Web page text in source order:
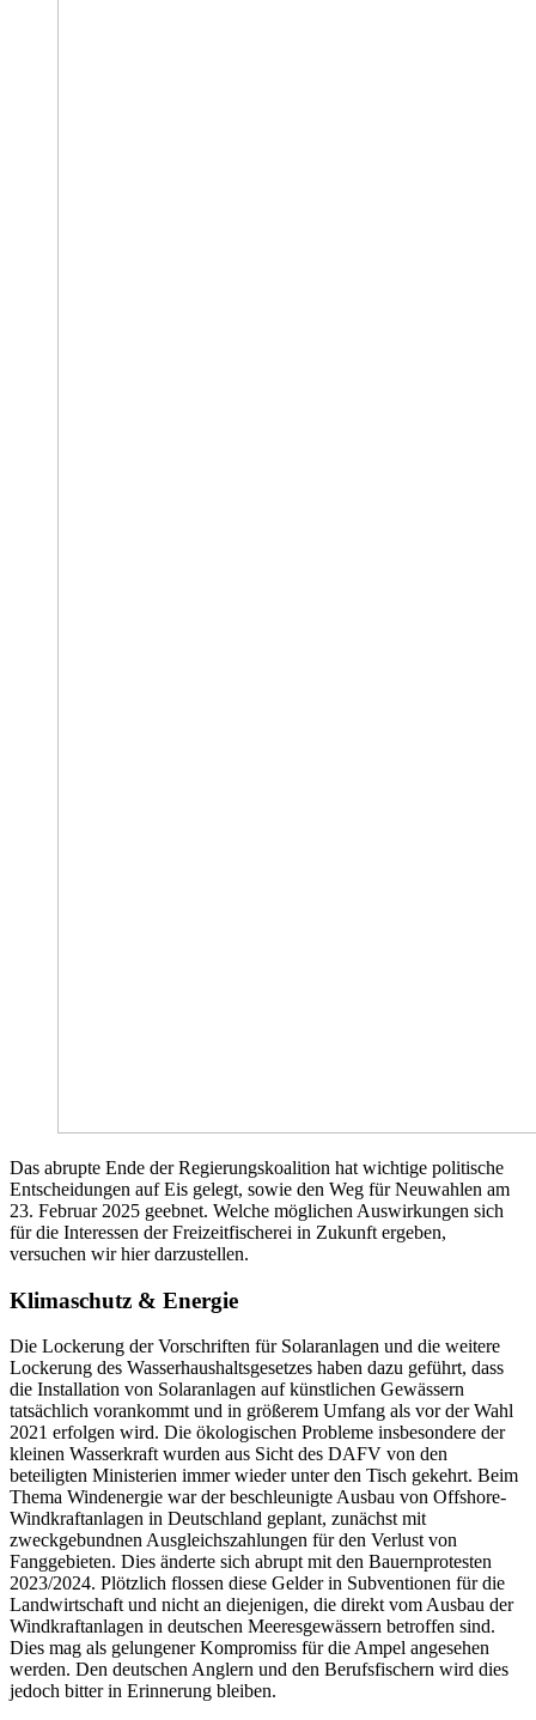
Das abrupte Ende der Regierungskoalition hat wichtige politische
Entscheidungen auf Eis gelegt, sowie den Weg für Neuwahlen am
23. Februar 2025 geebnet. Welche möglichen Auswirkungen sich
für die Interessen der Freizeitfischerei in Zukunft ergeben,
versuchen wir hier darzustellen.
Klimaschutz & Energie
Die Lockerung der Vorschriften für Solaranlagen und die weitere
Lockerung des Wasserhaushaltsgesetzes haben dazu geführt, dass
die Installation von Solaranlagen auf künstlichen Gewässern
tatsächlich vorankommt und in größerem Umfang als vor der Wahl
2021 erfolgen wird. Die ökologischen Probleme insbesondere der
kleinen Wasserkraft wurden aus Sicht des DAFV von den
beteiligten Ministerien immer wieder unter den Tisch gekehrt. Beim
Thema Windenergie war der beschleunigte Ausbau von Offshore-
Windkraftanlagen in Deutschland geplant, zunächst mit
zweckgebundnen Ausgleichszahlungen für den Verlust von
Fanggebieten. Dies änderte sich abrupt mit den Bauernprotesten
2023/2024. Plötzlich flossen diese Gelder in Subventionen für die
Landwirtschaft und nicht an diejenigen, die direkt vom Ausbau der
Windkraftanlagen in deutschen Meeresgewässern betroffen sind.
Dies mag als gelungener Kompromiss für die Ampel angesehen
werden. Den deutschen Anglern und den Berufsfischern wird dies
jedoch bitter in Erinnerung bleiben.